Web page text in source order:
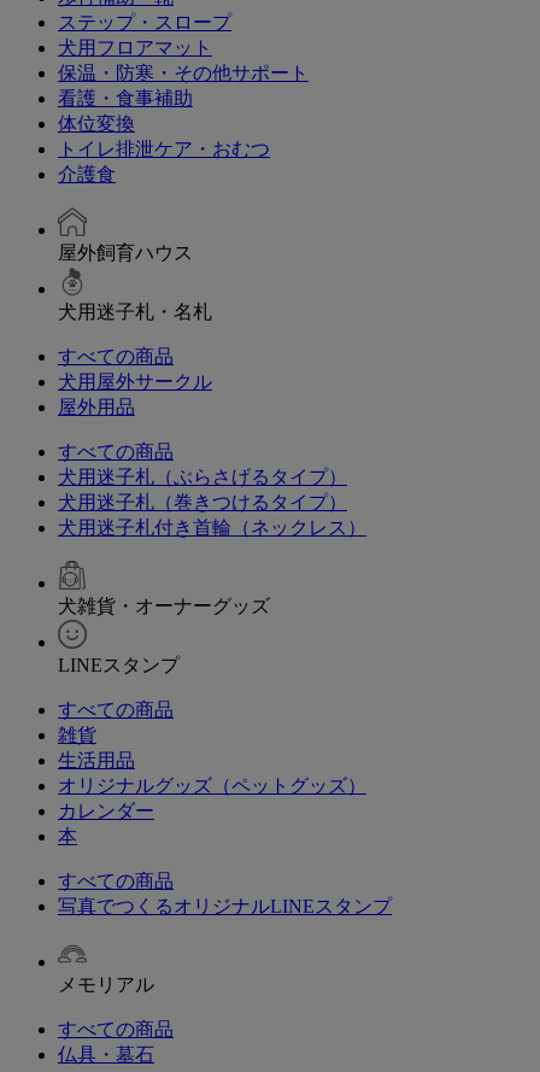
ステップ・スロープ
犬用フロアマット
保温・防寒・その他サポート
看護・食事補助
体位変換
トイレ排泄ケア・おむつ
介護食
屋外飼育ハウス
犬用迷子札・名札
すべての商品
犬用屋外サークル
屋外用品
すべての商品
犬用迷子札（ぶらさげるタイプ）
犬用迷子札（巻きつけるタイプ）
犬用迷子札付き首輪（ネックレス）
犬雑貨・オーナーグッズ
LINEスタンプ
すべての商品
雑貨
生活用品
オリジナルグッズ（ペットグッズ）
カレンダー
本
すべての商品
写真でつくるオリジナルLINEスタンプ
メモリアル
すべての商品
仏具・墓石